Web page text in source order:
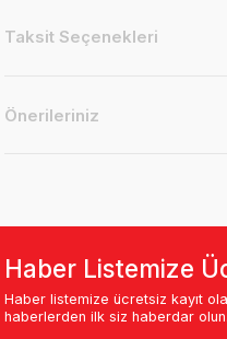
Taksit Seçenekleri
Önerileriniz
Haber Listemize
Haber listemize ücretsiz kayıt
haberlerden ilk siz haberdar olun.